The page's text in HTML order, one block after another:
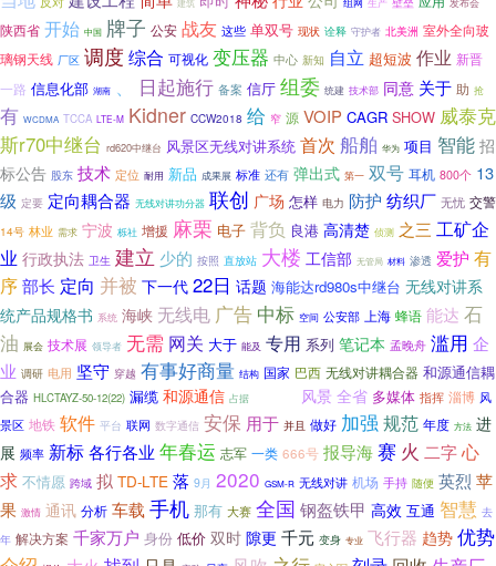
陕西省 开始 中国 牌子 公安 战友 这些 单双号 现状 诠释 守护者 北美洲 室外全向玻
璃钢天线 厂区 调度 综合 可视化 变压器 中心 新知 自立 超短波 作业 新晋
一路 信息化部 湖南 、 日起施行 备案 信厅 组委 统建 技术部 同意 关于 助 抢
有 WCDMA TCCA LTE-M Kidner CCW2018 给 窄 源 VOIP CAGR SHOW 威泰克
斯r70中继台 rd620中继台 风景区无线对讲系统 首次 船舶 华为 项目 智能 招
标公告 股东 技术 定位 耐用 新品 成果展 标准 还有 弹出式 第一 双号 耳机 800个 13
级 定要 定向耦合器 无线对讲功分器 联创 广场 怎样 电力 防护 纺织厂 无忧 交警
14号 林业 需求 宁波 栎社 增援 麻栗 电子 背负 良港 高清楚 侦测 之三 工矿企
业 行政执法 卫生 建立 少的 按照 直放站 大楼 工信部 无管局 材料 渗透 爱护 有
序部长 定向 并被 下一代22日 话题 海能达rd980s中继台 无线对讲系
统产品规格书 系统 海峡 无线电 广告 中标 空间 公安部 上海 蜂语 能达 石
油 展会 技术展 领导者 无需 网关 大于 能及 专用 系列 笔记本 孟晚舟 滥用 企
业 调研 电用 坚守 穿越 有事好商量 结构 国家 巴西 无线对讲耦合器 和源通信耦
合器 HLCTAYZ-50-12(22) 漏缆 和源通信 占据 风景 全省 多媒体 指挥 淄博 风
景区 地铁 软件 平台 联网 数字通信 安保 用于 并且 做好 加强 规范 年度 方法 进
展 频率 新标各行各业 年春运 志军 一类 666号 报导海赛 火 二字心
求 不情愿 跨域 拟 TD-LTE 落 9月 2020 GSM-R 无线对讲 机场 手持 随便 英烈 苹
果 激情 通讯 分析 车载 手机 那有 大赛 全国 钢盔铁甲 高效 互通 智慧 去
年 解决方案 千家万户 身份 低价 双时 隙更 千元 变身 专业 飞行器 趋势优势